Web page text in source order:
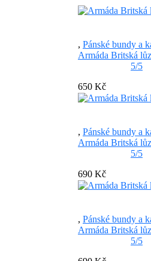
, Pánské bundy a
Armáda Britská
5/5
650 Kč
, Pánské bundy a
Armáda Britská
5/5
690 Kč
, Pánské bundy a
Armáda Britská
5/5